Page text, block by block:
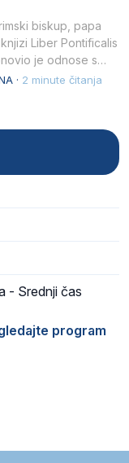
biskup, papa
Liber Pontificalis
je odnose s
· 2 minute čitanja
- Srednji čas
program